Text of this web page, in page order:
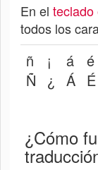
En el teclado
todos los
ñ
Ñ
¡
¿
á
Á
é
É
¿Cómo